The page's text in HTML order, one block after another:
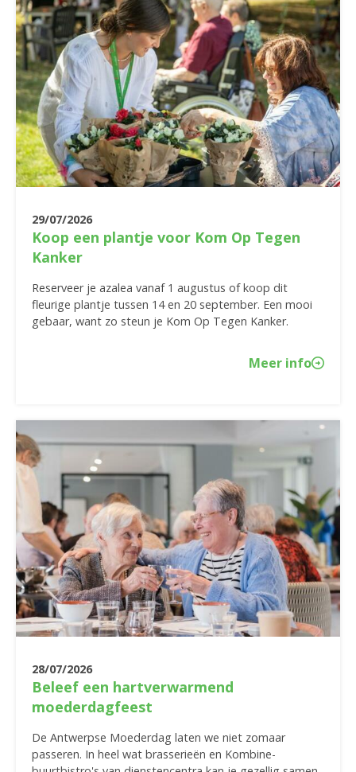
29/07/2026
Koop een plantje voor Kom Op Tegen
Kanker
Reserveer je azalea vanaf 1 augustus of koop dit
fleurige plantje tussen 14 en 20 september. Een mooi
gebaar, want zo steun je Kom Op Tegen Kanker.
Meer info
28/07/2026
Beleef een hartverwarmend
moederdagfeest
De Antwerpse Moederdag laten we niet zomaar
passeren. In heel wat brasserieën en Kombine-